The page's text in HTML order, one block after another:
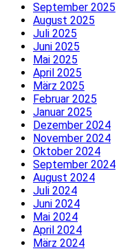
September 2025
August 2025
Juli 2025
Juni 2025
Mai 2025
April 2025
März 2025
Februar 2025
Januar 2025
Dezember 2024
November 2024
Oktober 2024
September 2024
August 2024
Juli 2024
Juni 2024
Mai 2024
April 2024
März 2024